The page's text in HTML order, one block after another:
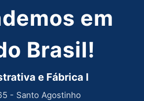
em
Brasil!
e Fábrica I
- Santo Agostinho